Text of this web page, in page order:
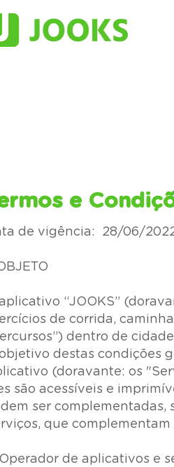
e
de vigência: 28/06/
“JOOKS”
de corrida,
dentro de
destas condições
(doravante: os
são acessíveis e
ser
que
de aplicativos e